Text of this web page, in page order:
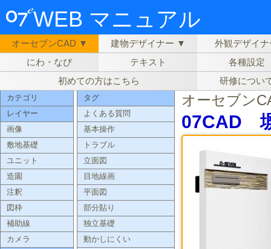
WEB マニュアル
オーセブンCAD ▼ 建物デザイナー ▼
外観デザイナ
にわ・なび
テキスト
各種設定
初めての方はこちら
研修につい
カテゴリ
レイヤー
画像
敷地基礎
ユニット
造園
注釈
図枠
補助線
カメラ
タグ
よくある質問
基本操作
トラブル
立面図
目地線画
平面図
部分貼り
独立基礎
動かしにくい
オーセブン
07CAD